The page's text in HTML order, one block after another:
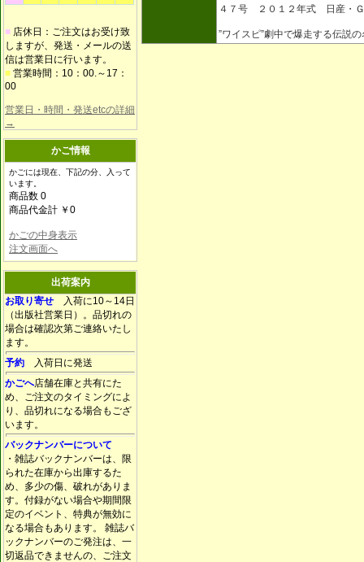
■ 店休日：ご注文はお受け致
しますが、発送・メールの送
信は営業日に行います。
■ 営業時間：10：00.～17：
00
営業日・時間・発送etcの詳細
→
かご情報
かごには現在、下記の分、入って
います。
商品数 0
商品代金計 ￥0
かごの中身表示
注文画面へ
出荷案内
お取り寄せ 入荷に10～14日
（出版社営業日）。品切れの
場合は確認次第ご連絡いたし
ます。
予約 入荷日に発送
かごへ店舗在庫と共有にた
め、ご注文のタイミングによ
り、品切れになる場合もござ
います。
バックナンバーについて
・雑誌バックナンバーは、限
られた在庫から出庫するた
め、多少の傷、破れがありま
す。付録がない場合や期間限
定のイベント、特典が無効に
なる場合もあります。 雑誌バ
ックナンバーのご発注は、一
切返品できませんの、ご注文
４７号 ２０１２年式 日産・Ｇ
”ワイスピ”劇中で爆走する伝説